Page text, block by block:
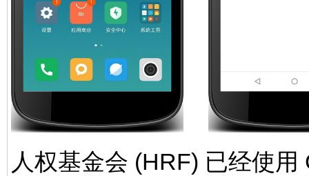
人权基金会 (HRF) 已经使